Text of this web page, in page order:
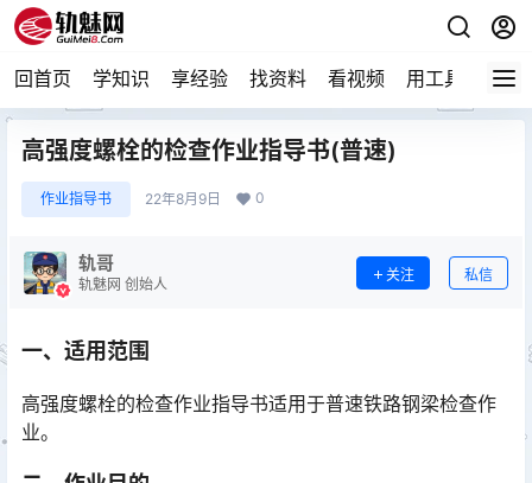
回首页 学知识 享经验 找资料 看视频 用工具 论技
高强度螺栓的检查作业指导书(普速)
作业指导书 22年8月9日 0
轨哥
轨魅网 创始人
关注 私信
一、适用范围
高强度螺栓的检查作业指导书适用于普速铁路钢梁检查作
业。